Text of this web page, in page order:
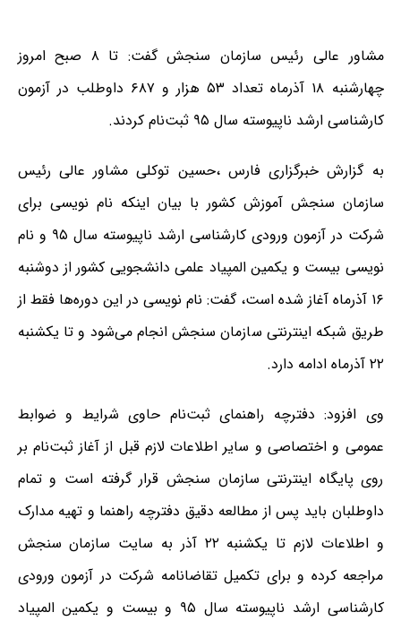
مشاور عالی رئیس سازمان سنجش گفت: تا ۸ صبح امروز
چهارشنبه ۱۸ آذرماه تعداد ۵۳ هزار و ۶۸۷ داوطلب در آزمون
کارشناسی ارشد ناپیوسته سال ۹۵ ثبت‌نام کردند.
به گزارش خبرگزاری فارس ،حسین توکلی مشاور عالی رئیس
سازمان سنجش آموزش کشور با بیان اینکه نام نویسی برای
شرکت در آزمون ورودی کارشناسی ارشد ناپیوسته سال ۹۵ و نام
نویسی بیست و یکمین المپیاد علمی دانشجویی کشور از دوشنبه
۱۶ آذرماه آغاز شده است، گفت: نام نویسی در این دوره‌ها فقط از
طریق شبکه اینترنتی سازمان سنجش انجام می‌شود و تا یکشنبه
۲۲ آذرماه ادامه دارد.
وی افزود: دفترچه راهنمای ثبت‌نام حاوی شرایط و ضوابط
عمومی و اختصاصی و سایر اطلاعات لازم قبل از آغاز ثبت‌نام بر
روی پایگاه اینترنتی سازمان سنجش قرار گرفته است و تمام
داوطلبان باید پس از مطالعه دقیق دفترچه راهنما و تهیه مدارک
و اطلاعات لازم تا یکشنبه ۲۲ آذر به سایت سازمان سنجش
مراجعه کرده و برای تکمیل تقاضانامه شرکت در آزمون ورودی
کارشناسی ارشد ناپیوسته سال ۹۵ و بیست و یکمین المپیاد